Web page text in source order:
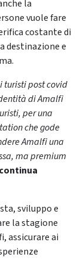
la
vuole fare
costante di
destinazione e
turisti post covid
di Amalfi
per una
che gode
Amalfi una
ma premium
continua
sviluppo e
la stagione
assicurare ai